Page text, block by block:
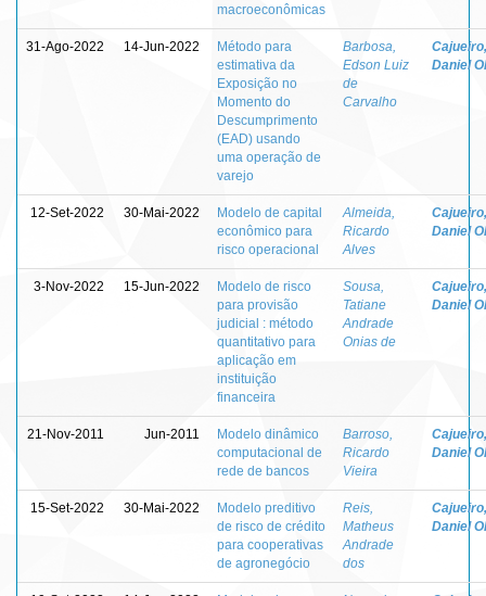
macroeconômicas
31-Ago-2022 14-Jun-2022
Método para
estimativa da
Exposição no
Momento do
Descumprimento
(EAD) usando
uma operação de
varejo
Barbosa,
Edson Luiz
de
Carvalho
Cajueiro,
Daniel
12-Set-2022 30-Mai-2022
Modelo de capital
econômico para
risco operacional
Almeida,
Ricardo
Alves
Cajueiro,
Daniel
3-Nov-2022 15-Jun-2022
Modelo de risco
para provisão
judicial : método
quantitativo para
aplicação em
instituição
financeira
Sousa,
Tatiane
Andrade
Onias de
Cajueiro,
Daniel
21-Nov-2011 Jun-2011
Modelo dinâmico
computacional de
rede de bancos
Barroso,
Ricardo
Vieira
Cajueiro,
Daniel
15-Set-2022 30-Mai-2022
Modelo preditivo
de risco de crédito
para cooperativas
de agronegócio
Reis,
Matheus
Andrade
dos
Cajueiro,
Daniel